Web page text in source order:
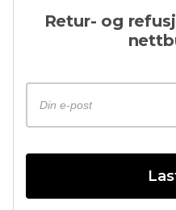
Retur- og